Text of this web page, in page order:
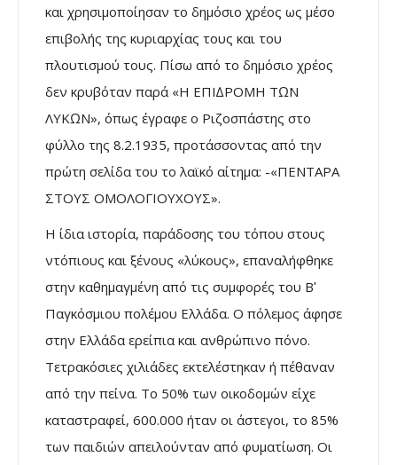
και χρησιµοποίησαν το δηµόσιο χρέος ως µέσο
επιβολής της κυριαρχίας τους και του
πλουτισµού τους. Πίσω από το δηµόσιο χρέος
δεν κρυβόταν παρά «Η ΕΠΙ∆ΡΟΜΗ ΤΩΝ
ΛΥΚΩΝ», όπως έγραφε ο Ριζοσπάστης στο
φύλλο της 8.2.1935, προτάσσοντας από την
πρώτη σελίδα του το λαϊκό αίτηµα: -«ΠΕΝΤΑΡΑ
ΣΤΟΥΣ ΟΜΟΛΟΓΙΟΥΧΟΥΣ».
Η ίδια ιστορία, παράδοσης του τόπου στους
ντόπιους και ξένους «λύκους», επαναλήφθηκε
στην καθηµαγµένη από τις συµφορές του Βʹ
Παγκόσµιου πολέµου Ελλάδα. O πόλεµος άφησε
στην Ελλάδα ερείπια και ανθρώπινο πόνο.
Τετρακόσιες χιλιάδες εκτελέστηκαν ή πέθαναν
από την πείνα. To 50% των οικοδοµών είχε
καταστραφεί, 600.000 ήταν οι άστεγοι, το 85%
των παιδιών απειλούνταν από φυµατίωση. Οι